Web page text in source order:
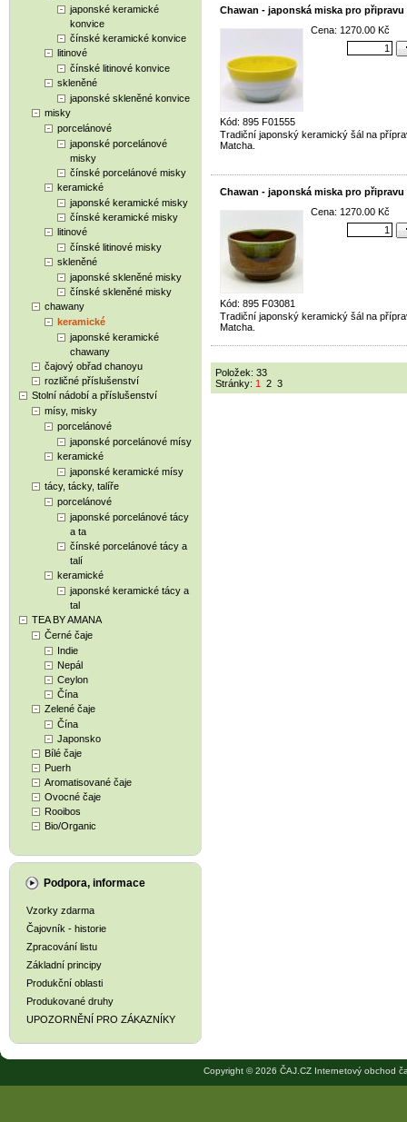
japonské keramické
konvice
čínské keramické konvice
litinové
čínské litinové konvice
skleněné
japonské skleněné konvice
misky
porcelánové
japonské porcelánové
misky
čínské porcelánové misky
keramické
japonské keramické misky
čínské keramické misky
litinové
čínské litinové misky
skleněné
japonské skleněné misky
čínské skleněné misky
chawany
keramické
japonské keramické
chawany
čajový obřad chanoyu
rozličné příslušenství
Stolní nádobí a příslušenství
mísy, misky
porcelánové
japonské porcelánové mísy
keramické
japonské keramické mísy
tácy, tácky, talíře
porcelánové
japonské porcelánové tácy
a ta
čínské porcelánové tácy a
talí
keramické
japonské keramické tácy a
tal
TEA BY AMANA
Černé čaje
Indie
Nepál
Ceylon
Čína
Zelené čaje
Čína
Japonsko
Bílé čaje
Puerh
Aromatisované čaje
Ovocné čaje
Rooibos
Bio/Organic
Podpora, informace
Vzorky zdarma
Čajovník - historie
Zpracování listu
Základní principy
Produkční oblasti
Produkované druhy
UPOZORNĚNÍ PRO ZÁKAZNÍKY
Chawan - japonská miska pro připravu
Kód: 895 F01555
Cena: 1270.00 Kč
Tradiční japonský keramický šál na
Matcha.
Chawan - japonská miska pro připravu
Kód: 895 F03081
Cena: 1270.00 Kč
Tradiční japonský keramický šál na
Matcha.
Položek: 33
Stránky: 1 2 3
Copyright © 2026 ČAJ.CZ Internetový obchod